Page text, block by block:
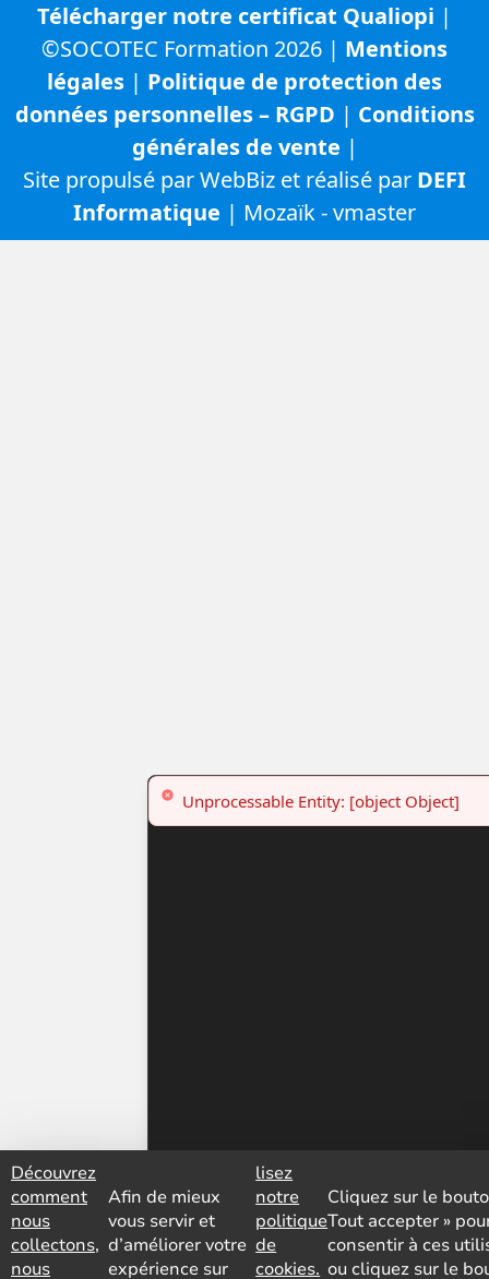
Télécharger notre certificat Qualiopi |
©SOCOTEC Formation 2026 | Mentions
légales | Politique de protection des
données personnelles – RGPD | Conditions
générales de vente |
Site propulsé par WebBiz et réalisé par DEFI
Informatique | Mozaïk - vmaster
Découvrez
comment
nous
collectons,
nous
Afin de mieux
vous servir et
d’améliorer votre
expérience sur
lisez
notre
politique
de
cookies.
Cliquez sur le
Tout accepter »
consentir à ces
ou cliquez sur le